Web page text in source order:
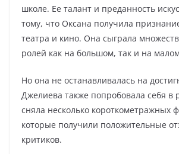
школе. Ее талант и преданность
тому, что Оксана получила
театра и кино. Она сыграла
ролей как на большом, так и на
Но она не останавливалась на
Джелиева также попробовала себя в
сняла несколько короткометражных
которые получили положительные
критиков.